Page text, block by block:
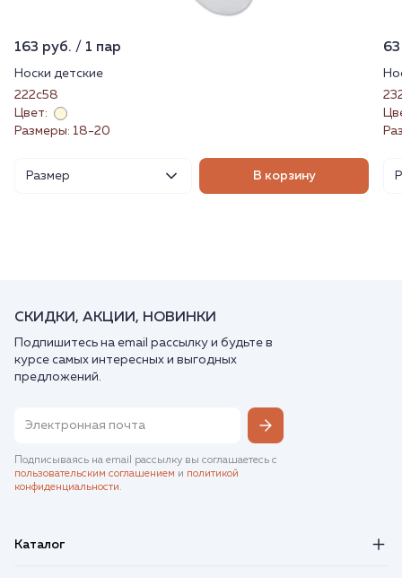
163 руб. / 1 пар
Носки детские
222с58
Цвет:
Размеры: 18-20
Размер В корзину
СКИДКИ, АКЦИИ, НОВИНКИ
Подпишитесь на email рассылку и будьте в
курсе самых интересных и выгодных
предложений.
Подписываясь на email рассылку вы соглашаетесь с
пользовательским соглашением и политикой
конфиденциальности.
Каталог